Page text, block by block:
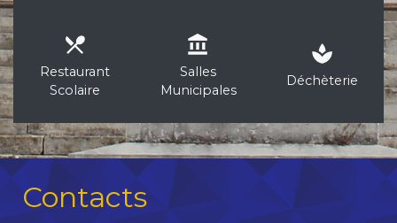
local_dining
Restaurant
Scolaire
account_balance
Salles
Municipales
spa
Déchèterie
Contacts